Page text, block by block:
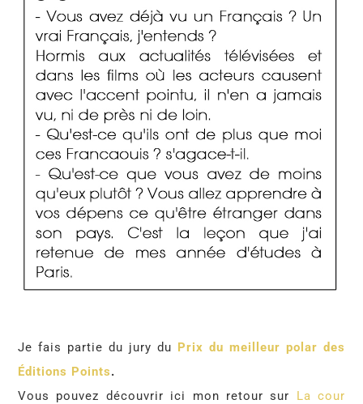
Je fais partie du jury du Prix du meilleur polar des
Éditions Points.
Vous pouvez découvrir ici mon retour sur La cour